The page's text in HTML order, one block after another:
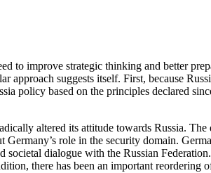
to improve strategic think­ing and better
approach suggests itself. First, because
policy based on the prin­ciples declared
altered its attitude towards Russia.
Germany’s role in the secu­rity domain.
dialogue with the Russian
there has been an important reordering